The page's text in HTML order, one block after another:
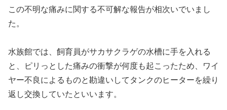
この不明な痛みに関する不可解な報告が相次いでいまし
た。
水族館では、飼育員がサカサクラゲの水槽に手を入れる
と、ピリっとした痛みの衝撃が何度も起こったため、ワイ
ヤー不良によるものと勘違いしてタンクのヒーターを繰り
返し交換していたといいます。